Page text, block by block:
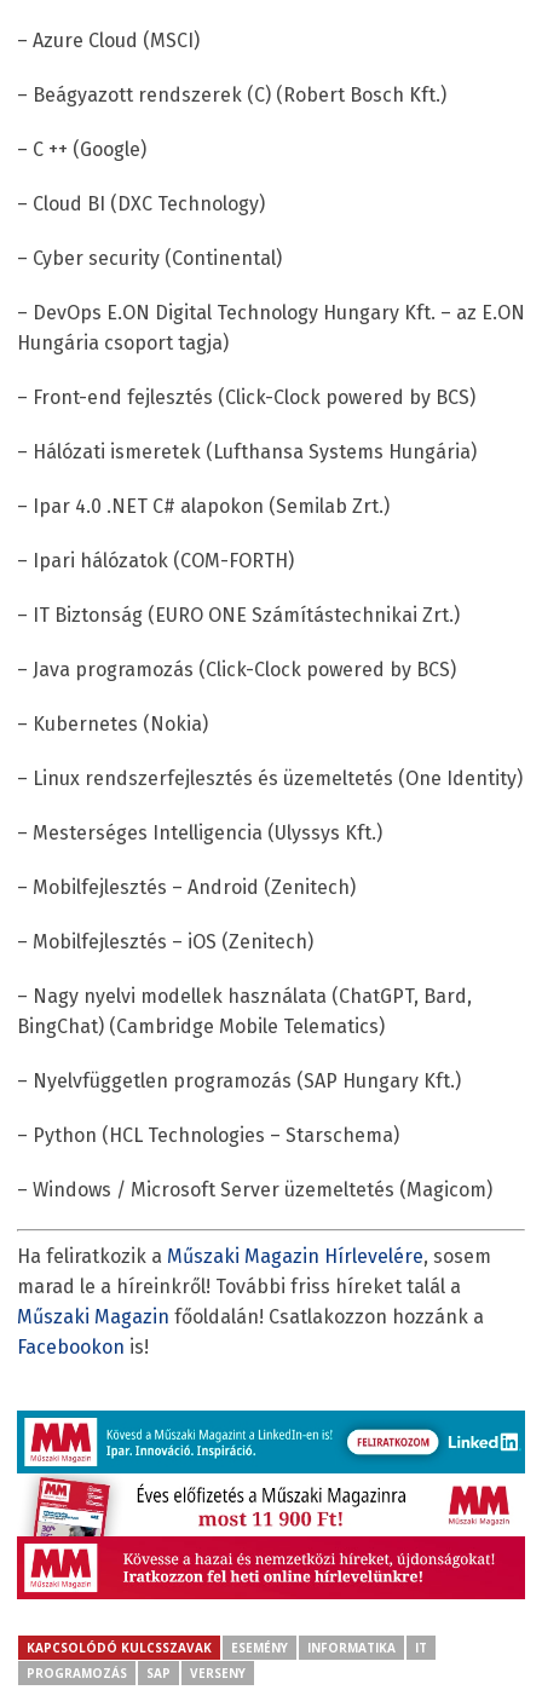
– Azure Cloud (MSCI)
– Beágyazott rendszerek (C) (Robert Bosch Kft.)
– C ++ (Google)
– Cloud BI (DXC Technology)
– Cyber security (Continental)
– DevOps E.ON Digital Technology Hungary Kft. – az E.ON
Hungária csoport tagja)
– Front-end fejlesztés (Click-Clock powered by BCS)
– Hálózati ismeretek (Lufthansa Systems Hungária)
– Ipar 4.0 .NET C# alapokon (Semilab Zrt.)
– Ipari hálózatok (COM-FORTH)
– IT Biztonság (EURO ONE Számítástechnikai Zrt.)
– Java programozás (Click-Clock powered by BCS)
– Kubernetes (Nokia)
– Linux rendszerfejlesztés és üzemeltetés (One Identity)
– Mesterséges Intelligencia (Ulyssys Kft.)
– Mobilfejlesztés – Android (Zenitech)
– Mobilfejlesztés – iOS (Zenitech)
– Nagy nyelvi modellek használata (ChatGPT, Bard,
BingChat) (Cambridge Mobile Telematics)
– Nyelvfüggetlen programozás (SAP Hungary Kft.)
– Python (HCL Technologies – Starschema)
– Windows / Microsoft Server üzemeltetés (Magicom)
Ha feliratkozik a Műszaki Magazin Hírlevelére, sosem
marad le a híreinkről! További friss híreket talál a
Műszaki Magazin főoldalán! Csatlakozzon hozzánk a
Facebookon is!
KAPCSOLÓDÓ KULCSSZAVAK ESEMÉNY INFORMATIKA
IT
PROGRAMOZÁS
SAP VERSENY